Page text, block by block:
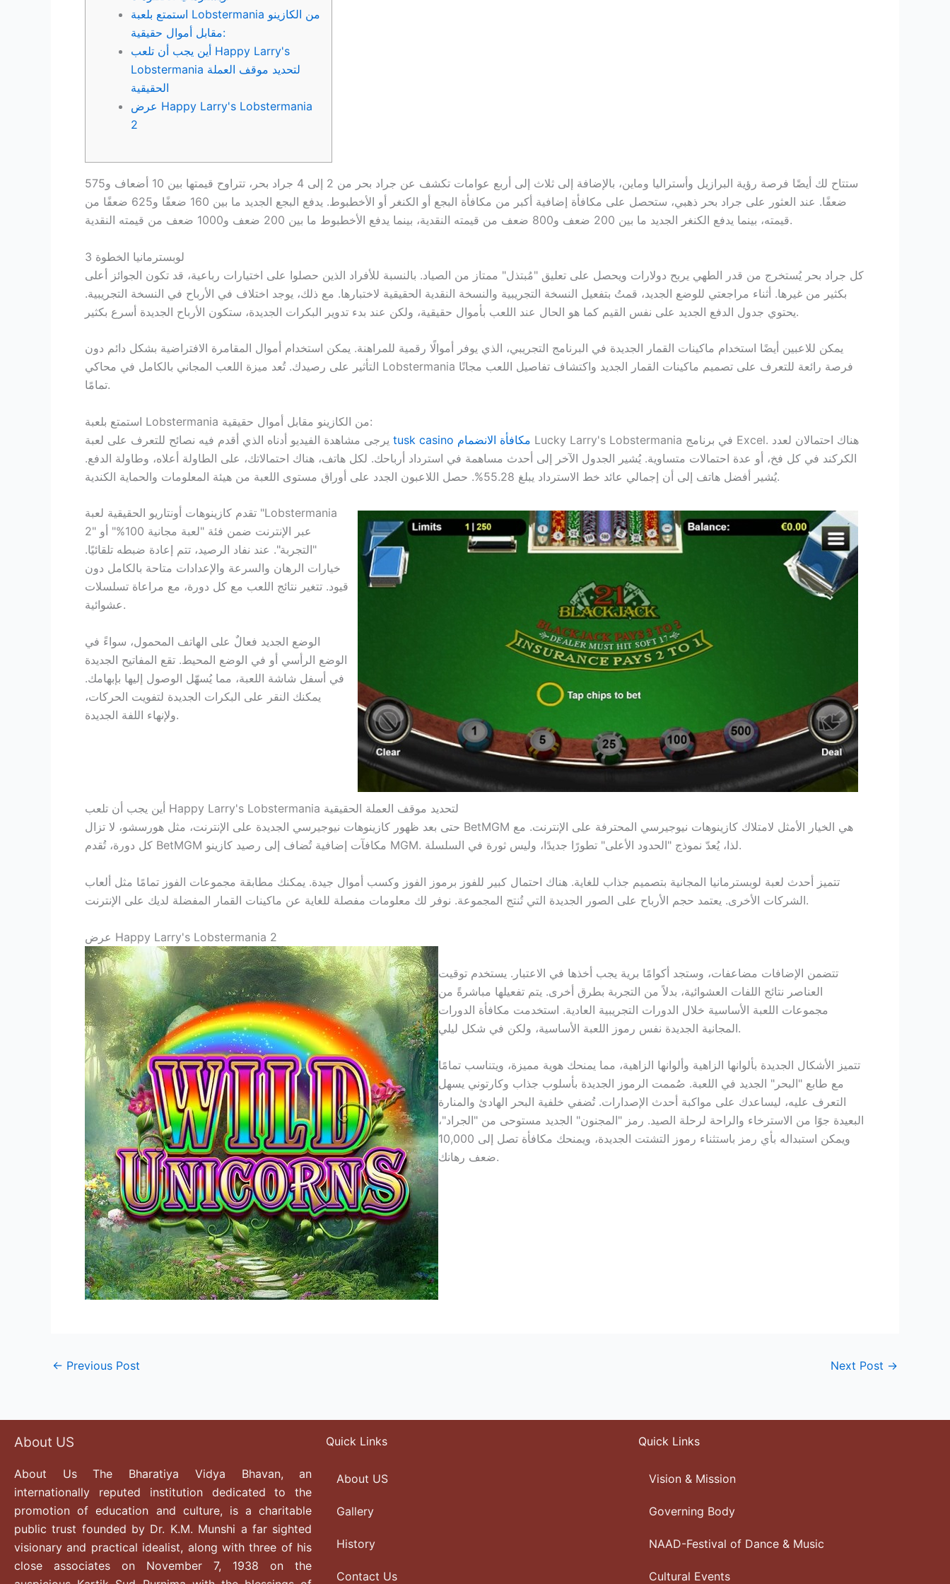
استمتع بلعبة Lobstermania من الكازينو
مقابل أموال حقيقية:
أين يجب أن تلعب Happy Larry's
Lobstermania لتحديد موقف العملة
الحقيقية
عرض Happy Larry's Lobstermania
2
ستتاح لك أيضًا فرصة رؤية البرازيل وأستراليا وماين، بالإضافة إلى ثلاث إلى أربع عوامات تكشف عن جراد بحر من 2 إلى 4 جراد بحر، تتراوح قيمتها بين 10 أضعاف و575
ضعفًا. عند العثور على جراد بحر ذهبي، ستحصل على مكافأة إضافية أكبر من مكافأة البجع أو الكنغر أو الأخطبوط.
يدفع البجع الجديد ما بين 160 ضعفًا و625 ضعفًا من
قيمته، بينما يدفع الكنغر الجديد ما بين 200 ضعف و800 ضعف من قيمته النقدية، بينما يدفع الأخطبوط ما بين 200 ضعف و1000 ضعف من قيمته النقدية.
لوبسترمانيا الخطوة 3
كل جراد بحر يُستخرج من قدر الطهي يربح دولارات ويحصل على تعليق "مُبتذل" ممتاز من الصياد. بالنسبة للأفراد الذين حصلوا على اختيارات رباعية، قد تكون الجوائز أعلى
بكثير من غيرها. أثناء مراجعتي للوضع الجديد، قمتُ بتفعيل النسخة التجريبية والنسخة النقدية الحقيقية لاختبارها. مع ذلك، يوجد اختلاف في الأرباح في النسخة التجريبية.
يحتوي جدول الدفع الجديد على نفس القيم كما هو الحال عند اللعب بأموال حقيقية، ولكن عند بدء تدوير البكرات الجديدة، ستكون الأرباح الجديدة أسرع بكثير.
يمكن للاعبين أيضًا استخدام ماكينات القمار الجديدة في البرنامج التجريبي، الذي يوفر أموالًا رقمية للمراهنة. يمكن استخدام أموال المقامرة الافتراضية بشكل دائم دون
التأثير على رصيدك. تُعد ميزة اللعب المجاني بالكامل في محاكي Lobstermania فرصة رائعة للتعرف على تصميم ماكينات القمار الجديد واكتشاف تفاصيل اللعب مجانًا
تمامًا.
استمتع بلعبة Lobstermania من الكازينو مقابل أموال حقيقية:
tusk casino مكافأة الانضمام Lucky Larry's Lobstermania في برنامج Excel. هناك احتمالان لعدد
الكركند في كل فخ، أو عدة احتمالات متساوية. يُشير الجدول الآخر إلى أحدث مساهمة في استرداد أرباحك. لكل هاتف، هناك احتمالاتك، على الطاولة أعلاه، وطاولة الدفع.
يُشير أفضل هاتف إلى أن إجمالي عائد خط الاسترداد يبلغ 55.28%. حصل اللاعبون الجدد على أوراق مستوى اللعبة من هيئة المعلومات والحماية الكندية.
تقدم كازينوهات أونتاريو الحقيقية لعبة "Lobstermania
2" عبر الإنترنت ضمن فئة "لعبة مجانية 100%" أو
"التجربة". عند نفاد الرصيد، تتم إعادة ضبطه تلقائيًا.
خيارات الرهان والسرعة والإعدادات متاحة بالكامل دون
قيود. تتغير نتائج اللعب مع كل دورة، مع مراعاة تسلسلات
عشوائية.
الوضع الجديد فعالٌ على الهاتف المحمول، سواءً في
الوضع الرأسي أو في الوضع المحيط. تقع المفاتيح الجديدة
في أسفل شاشة اللعبة، مما يُسهّل الوصول إليها بإبهامك.
يمكنك النقر على البكرات الجديدة لتفويت الحركات،
ولإنهاء اللفة الجديدة.
أين يجب أن تلعب Happy Larry's Lobstermania لتحديد موقف العملة الحقيقية
حتى بعد ظهور كازينوهات نيوجيرسي الجديدة على الإنترنت، مثل هورسشو، لا تزال BetMGM هي الخيار الأمثل لامتلاك كازينوهات نيوجيرسي المحترفة على الإنترنت. مع
كل دورة، تُقدم BetMGM مكافآت إضافية تُضاف إلى رصيد كازينو MGM. لذا، يُعدّ نموذج "الحدود الأعلى" تطورًا جديدًا، وليس ثورة في السلسلة.
تتميز أحدث لعبة لوبسترمانيا المجانية بتصميم جذاب للغاية. هناك احتمال كبير للفوز برموز الفوز وكسب أموال جيدة. يمكنك مطابقة مجموعات الفوز تمامًا مثل ألعاب
الشركات الأخرى. يعتمد حجم الأرباح على الصور الجديدة التي تُنتج المجموعة. نوفر لك معلومات مفصلة للغاية عن ماكينات القمار المفضلة لديك على الإنترنت.
عرض Happy Larry's Lobstermania 2
تتضمن الإضافات مضاعفات، وستجد أكوامًا برية يجب أخذها في الاعتبار. يستخدم توقيت
العناصر نتائج اللفات العشوائية، بدلاً من التجربة بطرق أخرى. يتم تفعيلها مباشرةً من
مجموعات اللعبة الأساسية خلال الدورات التجريبية العادية. استخدمت مكافأة الدورات
المجانية الجديدة نفس رموز اللعبة الأساسية، ولكن في شكل ليلي.
تتميز الأشكال الجديدة بألوانها الزاهية وألوانها الزاهية، مما يمنحك هوية مميزة، ويتناسب تمامًا
مع طابع "البحر" الجديد في اللعبة. صُممت الرموز الجديدة بأسلوب جذاب وكارتوني يسهل
التعرف عليه، ليساعدك على مواكبة أحدث الإصدارات. تُضفي خلفية البحر الهادئ والمنارة
البعيدة جوًا من الاسترخاء والراحة لرحلة الصيد. رمز "المجنون" الجديد مستوحى من "الجراد"،
ويمكن استبداله بأي رمز باستثناء رموز التشتت الجديدة، ويمنحك مكافأة تصل إلى 10,000
ضعف رهانك.
← Previous Post Next Post →
About US
About Us The Bharatiya Vidya Bhavan, an
internationally reputed institution dedicated to the
promotion of education and culture, is a charitable
public trust founded by Dr. K.M. Munshi a far sighted
visionary and practical idealist, along with three of his
close associates on November 7, 1938 on the
Quick Links
About US
Gallery
History
Contact Us
Quick Links
Vision & Mission
Governing Body
NAAD-Festival of Dance & Music
Cultural Events